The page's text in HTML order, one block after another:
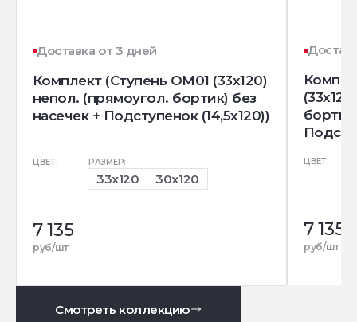
Доставка от 3 дней
Комплект (Ступень OM01 (33x120)
непол. (прямоугол. бортик) без
насечек + Подступенок (14,5x120))
ЦВЕТ: РАЗМЕР:
33x120 30x120
7 135
руб/шт
ЦВЕТ:
7 135
руб/шт
Смотреть коллекцию